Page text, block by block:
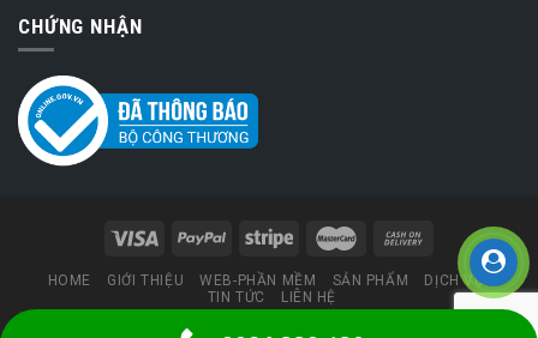
CHỨNG NHẬN
HOME GIỚI THIỆU WEB-PHẦN MỀM SẢN PHẨM
DỊCH VỤ
TIN TỨC
LIÊN HỆ